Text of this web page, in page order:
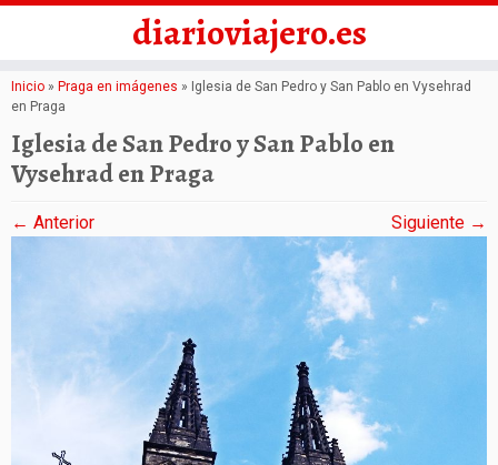
Saltar
al
contenido
diarioviajero.es
Inicio » Praga en imágenes » Iglesia de San Pedro y San Pablo en Vysehrad
en Praga
Iglesia de San Pedro y San Pablo en
Vysehrad en Praga
← Anterior Siguiente →